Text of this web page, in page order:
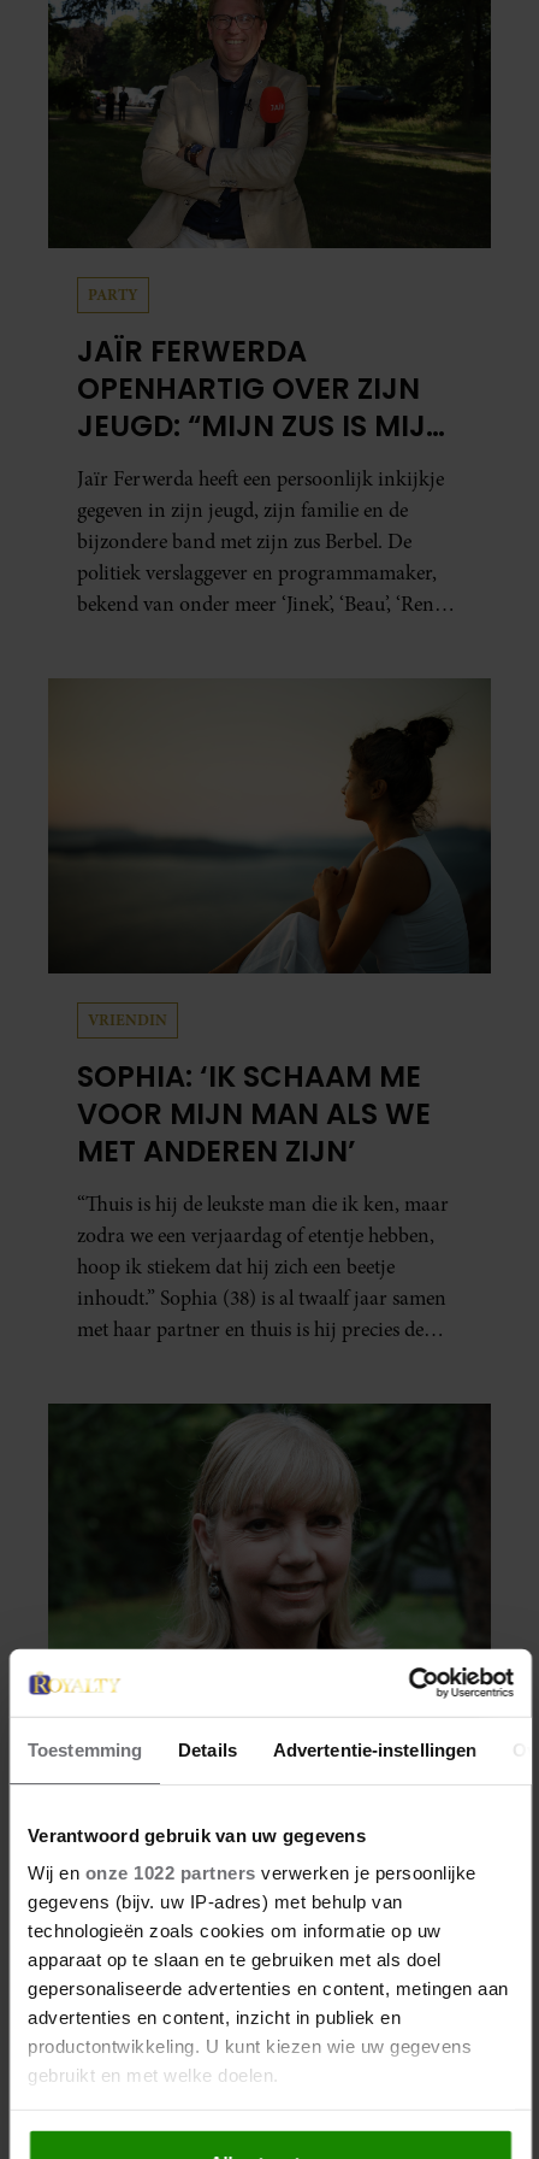
Toestemming Details Advertentie-instellingen
Verantwoord gebruik van uw gegevens
Wij en onze 1022 partners verwerken je persoonlijke
gegevens (bijv. uw IP-adres) met behulp van
technologieën zoals cookies om informatie op uw
apparaat op te slaan en te gebruiken met als doel
gepersonaliseerde advertenties en content, metingen aan
advertenties en content, inzicht in publiek en
productontwikkeling. U kunt kiezen wie uw gegevens
gebruikt en met welke doelen.
Als u het toestaat, willen we ook graag:
PARTY
JAÏR FERWERDA
OPENHARTIG OVER ZIJN
JEUGD: “MIJN ZUS IS MIJN
MORELE KOMPAS”
Jaïr Ferwerda heeft een persoonlijk inkijkje
gegeven in zijn jeugd, zijn familie en de
bijzondere band met zijn zus Berbel. De
politiek verslaggever en programmamaker,
bekend van onder meer ‘Jinek’, ‘Beau’, ‘Renze’,
VRIENDIN
SOPHIA: ‘IK SCHAAM ME
VOOR MIJN MAN ALS WE
MET ANDEREN ZIJN’
“Thuis is hij de leukste man die ik ken, maar
zodra we een verjaardag of etentje hebben,
hoop ik stiekem dat hij zich een beetje
inhoudt.” Sophia (38) is al twaalf jaar samen
met haar partner en thuis is hij precies de
vaker schaamt zodra ze samen onder de
WEEKEND
JERNEY KAAGMAN (79)
OVERLEDEN
Jerney Kaagman is op 79-jarige leeftijd
overleden. Haar nabestaanden maakten het
verdrietige nieuws donderdag bekend.